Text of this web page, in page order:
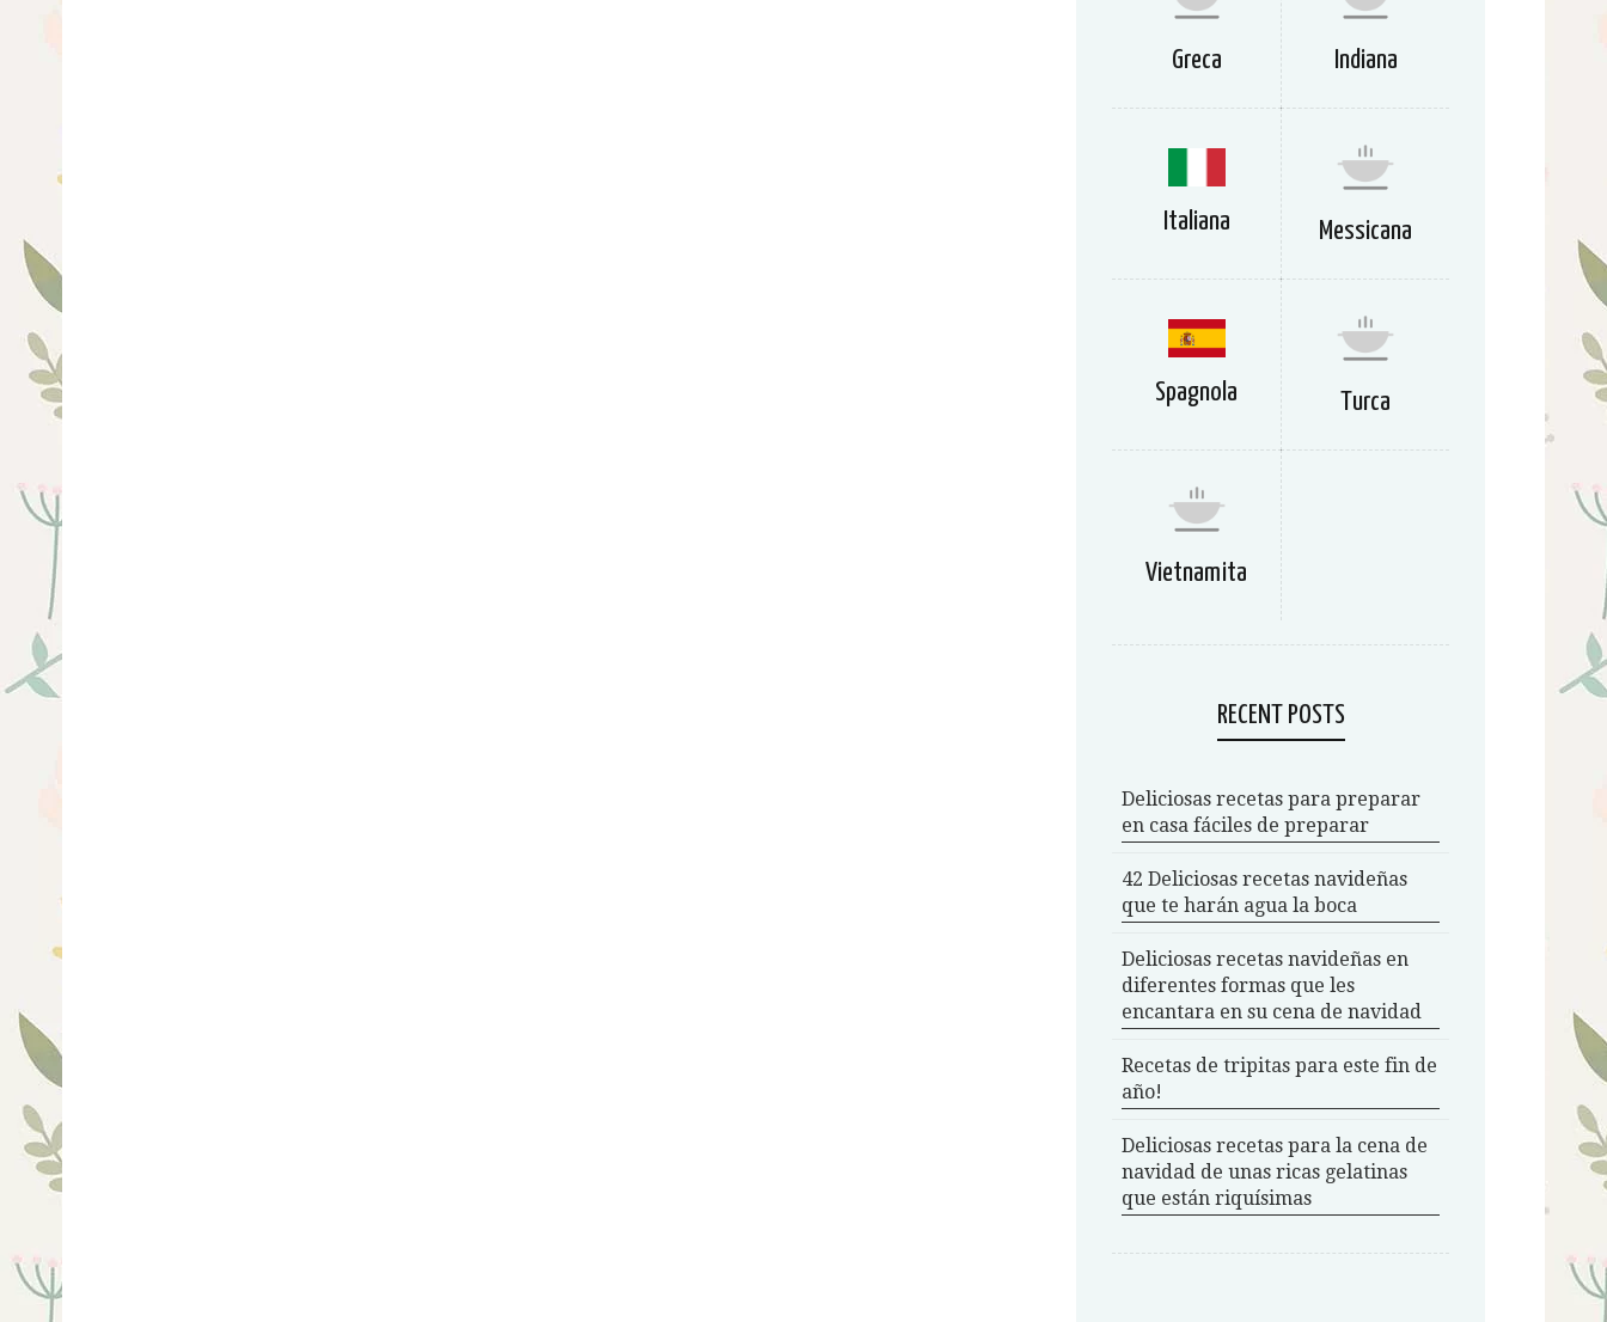
Greca Indiana
Italiana Messicana
Spagnola Turca
Vietnamita
RECENT POSTS
Deliciosas recetas para preparar
en casa fáciles de preparar
42 Deliciosas recetas navideñas
que te harán agua la boca
Deliciosas recetas navideñas en
diferentes formas que les
encantara en su cena de navidad
Recetas de tripitas para este fin de
año!
Deliciosas recetas para la cena de
navidad de unas ricas gelatinas
que están riquísimas